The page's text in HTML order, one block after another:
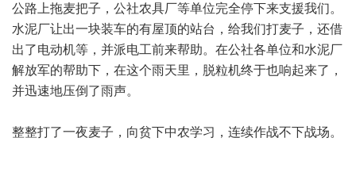
公路上拖麦把子，公社农具厂等单位完全停下来支援我们。
水泥厂让出一块装车的有屋顶的站台，给我们打麦子，还借
出了电动机等，并派电工前来帮助。在公社各单位和水泥厂
解放军的帮助下，在这个雨天里，脱粒机终于也响起来了，
并迅速地压倒了雨声。
整整打了一夜麦子，向贫下中农学习，连续作战不下战场。